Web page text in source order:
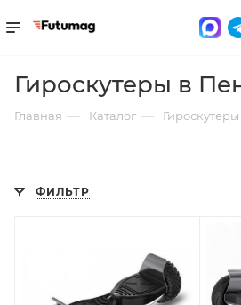
Гироскутеры в
Главная — Каталог —
ФИЛЬТР